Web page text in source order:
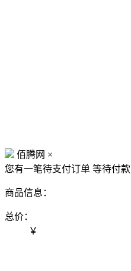
佰腾网 ×
您有一笔待支付订单 等待付款
商品信息：
总价：
￥